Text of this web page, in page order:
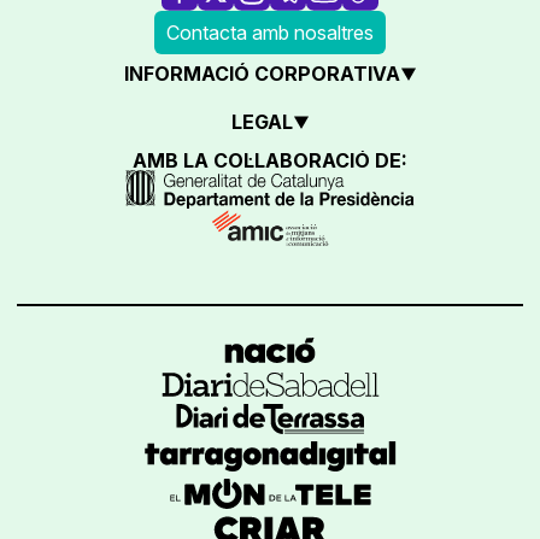
Contacta amb nosaltres
INFORMACIÓ CORPORATIVA
LEGAL
AMB LA COL·LABORACIÓ DE: